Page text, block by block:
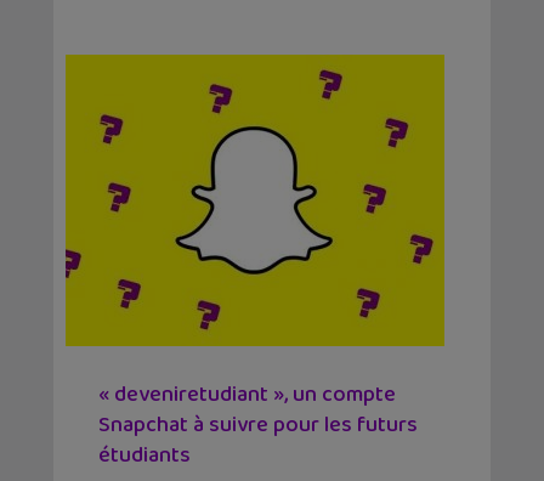
« deveniretudiant », un compte
Snapchat à suivre pour les futurs
étudiants